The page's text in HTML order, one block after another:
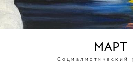
МАРТ
Социалистический